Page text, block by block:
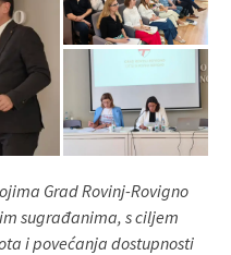
Grad Rovinj-Rovigno
sugrađanima, s ciljem
i povećanja dostupnosti